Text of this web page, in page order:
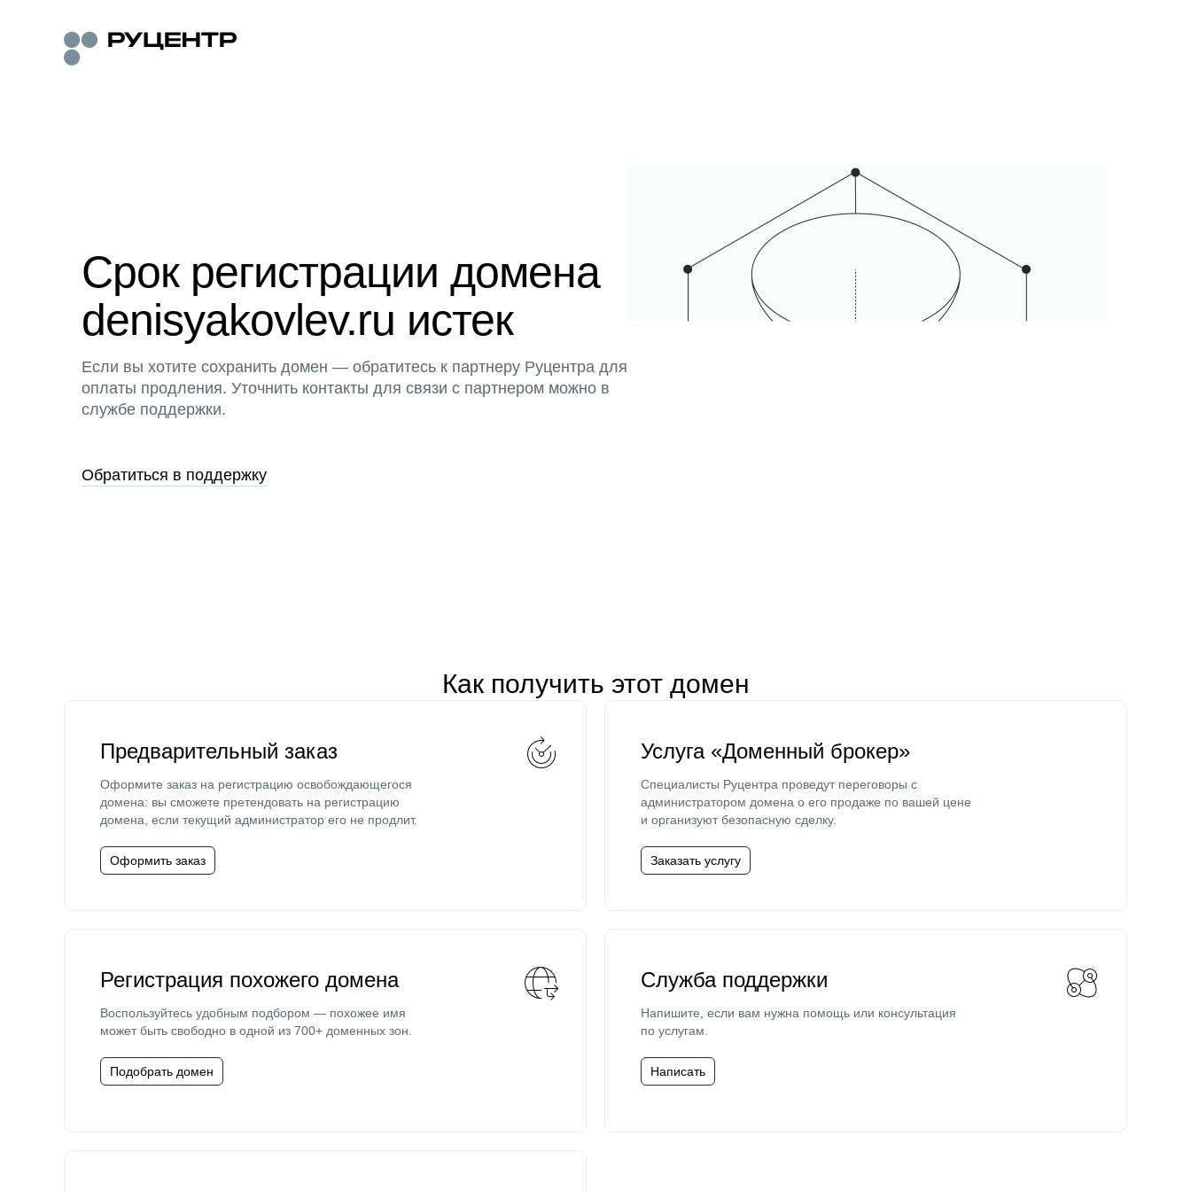
Срок регистрации домена
denisyakovlev.ru истек
Если вы хотите сохранить домен — обратитесь к партнеру Руцентра для
оплаты продления. Уточнить контакты для связи с партнером можно в
службе поддержки.
Обратиться в поддержку
Как получить этот домен
Предварительный заказ
Оформите заказ на регистрацию освобождающегося
домена: вы сможете претендовать на регистрацию
домена, если текущий администратор его не продлит.
Оформить заказ
Услуга «Доменный брокер»
Специалисты Руцентра проведут переговоры с
администратором домена о его продаже по вашей цене
и организуют безопасную сделку.
Заказать услугу
Регистрация похожего домена
Воспользуйтесь удобным подбором — похожее имя
может быть свободно в одной из 700+ доменных зон.
Подобрать домен
Служба поддержки
Напишите, если вам нужна помощь или консультация
по услугам.
Написать